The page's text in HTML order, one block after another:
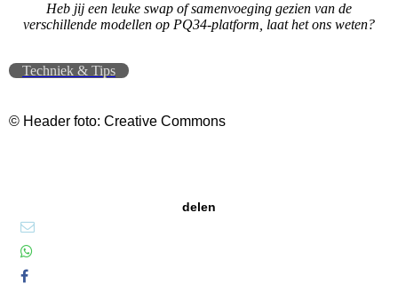
Heb jij een leuke swap of samenvoeging gezien van de
verschillende modellen op PQ34-platform, laat het ons weten?
Techniek & Tips
© Header foto: Creative Commons
delen